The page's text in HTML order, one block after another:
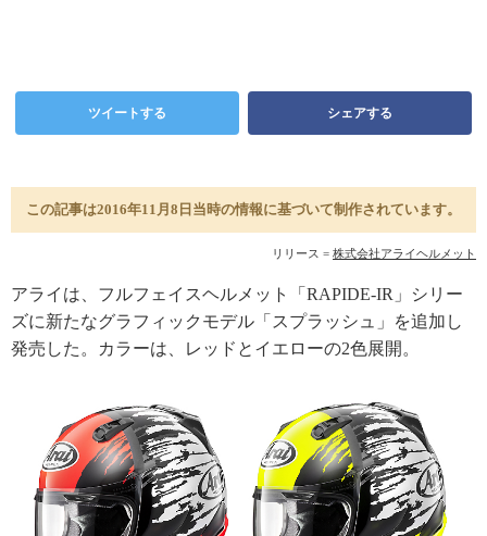
ツイートする シェアする
この記事は2016年11月8日当時の情報に基づいて制作されています。
リリース = 株式会社アライヘルメット
アライは、フルフェイスヘルメット「RAPIDE-IR」シリー
ズに新たなグラフィックモデル「スプラッシュ」を追加し
発売した。カラーは、レッドとイエローの2色展開。